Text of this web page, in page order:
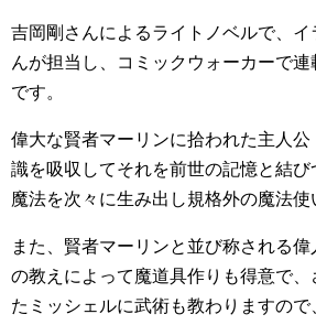
吉岡剛さんによるライトノベルで、イ
んが担当し、コミックウォーカーで
です。
偉大な賢者マーリンに拾われた主人
識を吸収してそれを前世の記憶と結
魔法を次々に生み出し規格外の魔法使
また、賢者マーリンと並び称される
の教えによって魔道具作りも得意で
たミッシェルに武術も教わりますの